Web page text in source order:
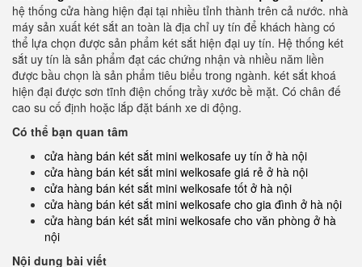
hệ thống cửa hàng hiện đại tại nhiều tỉnh thành trên cả nước. nhà
máy sản xuất két sắt an toàn là địa chỉ uy tín để khách hàng có
thể lựa chọn được sản phẩm két sắt hiện đại uy tín. Hệ thống két
sắt uy tín là sản phẩm đạt các chứng nhận và nhiều năm liền
được bầu chọn là sản phẩm tiêu biểu trong ngành. két sắt khoá
hiện đại được sơn tĩnh điện chống trầy xước bề mặt. Có chân đế
cao su cố định hoặc lắp đặt bánh xe di động.
Có thể bạn quan tâm
cửa hàng bán két sắt mini welkosafe uy tín ở hà nội
cửa hàng bán két sắt mini welkosafe giá rẻ ở hà nội
cửa hàng bán két sắt mini welkosafe tốt ở hà nội
cửa hàng bán két sắt mini welkosafe cho gia đình ở hà nội
cửa hàng bán két sắt mini welkosafe cho văn phòng ở hà
nội
Nội dung bài viết